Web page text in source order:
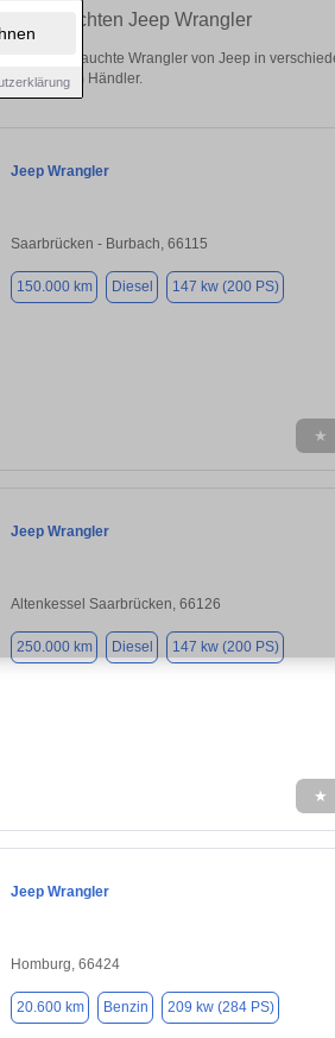
gebrauchten Jeep Wrangler
Sie gebrauchte Wrangler von Jeep in
und vom Händler.
Jeep Wrangler
Saarbrücken - Burbach, 66115
150.000 km Diesel 147 kw (200 PS)
★
Jeep Wrangler
Altenkessel Saarbrücken, 66126
250.000 km Diesel 147 kw (200 PS)
★
Jeep Wrangler
Homburg, 66424
20.600 km Benzin 209 kw (284 PS)